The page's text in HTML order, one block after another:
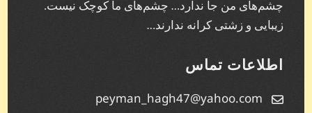
چشم‌های من جا ندارد… چشم‌های ما کوچک نیست.
زیبایی و زشتی کرانه ندارند…
اطلاعات تماس
peyman_hagh47@yahoo.com